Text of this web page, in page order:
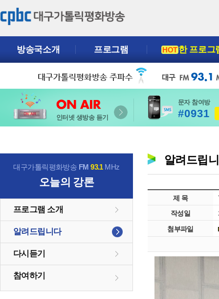
방송국소개 프로그램 HOT한 프로그
인터넷 생방송 듣기
문자 참여방
#0931
대구가톨릭평화방송 FM93.1MHz
오늘의 강론
프로그램 소개
알려드립니다
다시듣기
참여하기
알려드립
제 목
작성일
첨부파일